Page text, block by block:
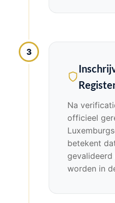
3
Na
officieel
betekent
worden in